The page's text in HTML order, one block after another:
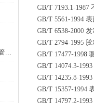
GB/T 7193.1-1987
GB/T 5561-1994
GB/T 6538-2000
GB/T 2794-1995
GB/T 17477-1998
GB/T 14074.3-
GB/T 14235.8-
GB/T 15357-1994
GB/T 14797.2-